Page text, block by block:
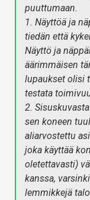
puuttumaan.
1. Näyttöä ja
tiedän että
Näyttö ja
äärimmäisen
lupaukset olisi
testata
2.
sen koneen
aliarvostettu
joka käyttää
oletettavasti)
kanssa,
lemmikkejä